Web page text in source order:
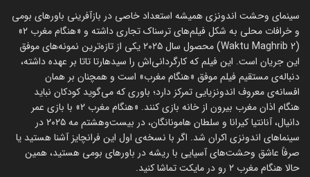
سینمای وحشت اندونزی همیشه استعداد خاصی در بازآفرینی باورهای بومی
و خرافات محلی به شکل فیلم‌های ترسناک تجاری داشته و «هنگام مغرب ۲»
(Waktu Maghrib 2) محصول سال ۲۰۲۵ یکی از تازه‌ترین نمونه‌های موفق
این جریان است. این فیلم که کارگردانی‌اش را سیدهارتا تاتا بر عهده داشته،
دنباله‌ی مستقیم فیلم موفق «هنگام مغرب» است و همچنان بر همان
افسانه‌ی معروف اندونزیایی تمرکز دارد؛ باوری که می‌گوید کودکان نباید
هنگام اذان مغرب بیرون از خانه بازی کنند. «هنگام مغرب ۲» با بازی عمر
دانیال، آنانتیا کیرانا و سلطان هامونانگان، در بیست‌وهشتم مه ۲۰۲۵ در
سینماهای اندونزی اکران شد. اگر با نسخه‌ی اول این فرانچایز آشنا هستید یا
صرفاً عاشق وحشت‌های آسیایی با ریشه در باورهای بومی هستید، همین
حالا هنگام مغرب ۲ رو در مایکت تماشا کنید.